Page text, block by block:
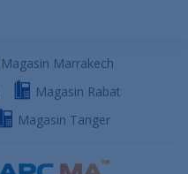
Magasin Marrakech
Magasin Rabat
Magasin Tanger